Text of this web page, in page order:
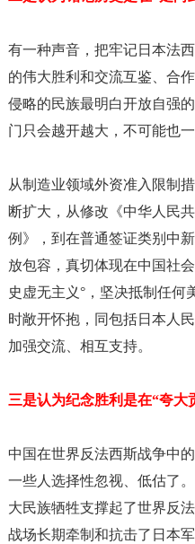
有一种声音，把牢记日本法
的伟大胜利和交流互鉴、合
侵略的民族最明白开放自强
门只会越开越大，不可能也
从制造业领域外资准入限制
断扩大，从修改《中华人民
例》，到在普通签证类别中
放包容，真切体现在中国社
史虚无主义°，坚决抵制任何
时敞开怀抱，同包括日本人
加强交流、相互支持。
三是认为纪念胜利是在“夸大
中国在世界反法西斯战争中
一些人选择性忽视、低估了
大民族牺牲支撑起了世界反
战场长期牵制和抗击了日本